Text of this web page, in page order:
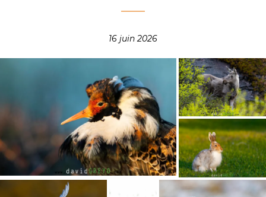
16 juin 2026